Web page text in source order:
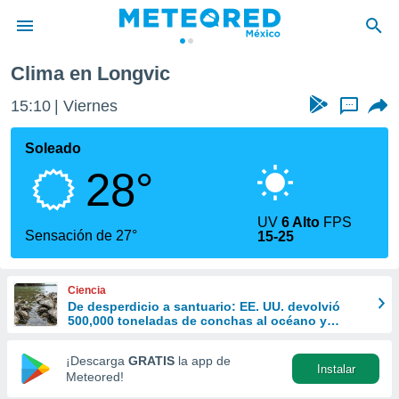
de
ha sido
calidad.
a este
las
y
forma
digital
basada
Clima en Longvic
15:10 Viernes ...
Soleado
28°
Sensación de 27°
UV6 Alto FPS
15-25
Ciencia
De desperdicio a santuario: EE. UU. devolvió
500,000 toneladas de conchas al océano y
¡Descarga GRATIS la app de
Meteored!
Instalar